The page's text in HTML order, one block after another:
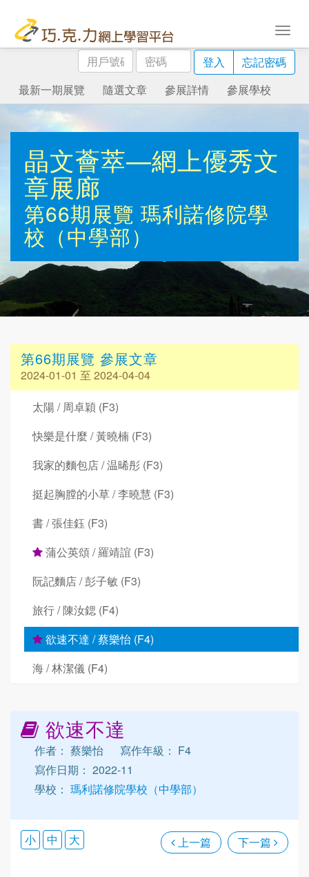
用
戶
號
碼
密
碼
登入
忘記密碼
最新一期展覽
隨選文章 參展詳情 參展學校
晶文薈萃—網上優秀文
章展廊
第66期展覽 瑪利諾修院學
校（中學部）
第66期展覽 參展文章
2024-01-01 至 2024-04-04
太陽 / 周卓穎 (F3)
快樂是什麼 / 黃曉楠 (F3)
我家的麵包店 / 温晞彤 (F3)
挺起胸膛的小草 / 李曉慧 (F3)
書 / 張佳鈺 (F3)
蒲公英頌 / 羅靖誼 (F3)
阮記麵店 / 彭子敏 (F3)
旅行 / 陳汝鍶 (F4)
欲速不達 / 蔡樂怡 (F4)
海 / 林潔儀 (F4)
欲速不達
作者： 蔡樂怡
寫作年級： F4
寫作日期： 2022-11
學校： 瑪利諾修院學校（中學部）
上一篇 下一篇
小 中 大